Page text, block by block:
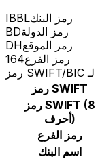
IBBLرمز البنك
BDرمز الدولة
DHرمز الموقع
164رمز الفرع
رمز SWIFT
رمز SWIFT (8
أحرف)
رمز الفرع
اسم البنك